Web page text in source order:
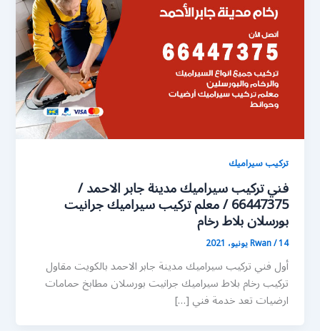
تركيب سيراميك
فني تركيب سيراميك مدينة جابر الاحمد /
66447375 / معلم تركيب سيراميك جرانيت
بورسلان بلاط رخام
Rwan/14 يونيو، 2021
أول فني تركيب سيراميك مدينة جابر الاحمد بالكويت مقاول
تركيب رخام بلاط سيراميك جرانيت بورسلان مطابخ حمامات
ارضيات تعد خدمة فني […]